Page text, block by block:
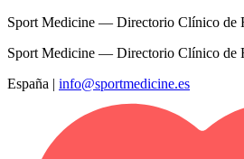
Sport Medicine — Directorio Clínico de
Sport Medicine — Directorio Clínico de
España | info@sportmedicine.es